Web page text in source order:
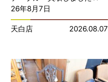
26年8月7日
天白店 2026.08.07